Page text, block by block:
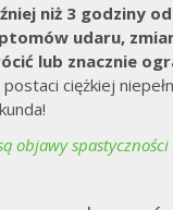
niż 3 godziny
udaru,
lub znacznie
ciężkiej
objawy